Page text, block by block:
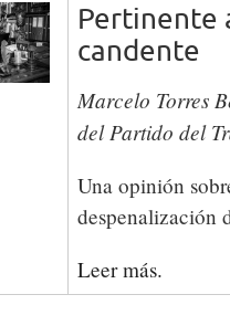
Pertinente
candente
Marcelo Torres
del Partido del
Una opinión
despenalización
Leer más.